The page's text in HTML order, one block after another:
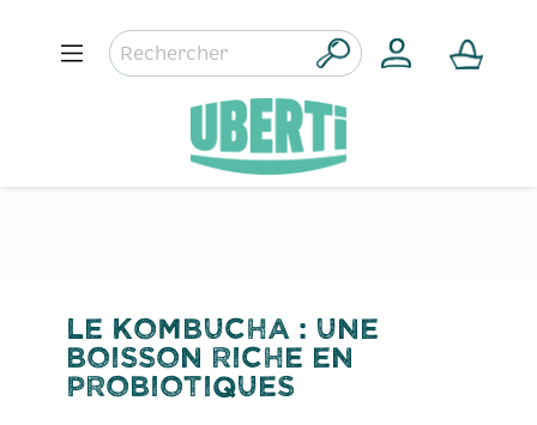
Le kombucha : une
boisson riche en
probiotiques